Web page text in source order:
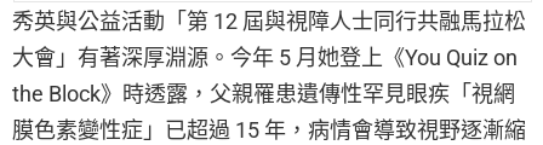
秀英與公益活動「第 12 屆與視障人士同行共融馬拉松
大會」有著深厚淵源。今年 5 月她登上《You Quiz on
the Block》時透露，父親罹患遺傳性罕見眼疾「視網
膜色素變性症」已超過 15 年，病情會導致視野逐漸縮